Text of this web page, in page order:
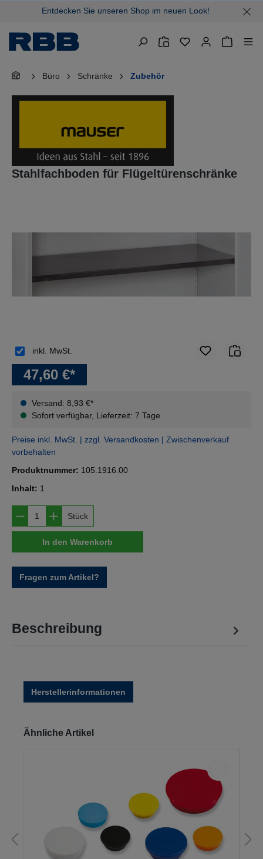
springenEntdecken Sie unseren Shop im neuen Look!
Büro Schränke Zubehör
Stahlfachboden für Flügeltürenschränke
47,60 €*
Versand: 8,93 €*
Sofort verfügbar, Lieferzeit: 7 Tage
inkl. MwSt.
Preise inkl. MwSt. | zzgl. Versandkosten | Zwischenverkauf
vorbehalten
Produktnummer: 105.1916.00
Inhalt: 1
Produkt Anzahl: Gib den gewünschten
Stück
In den Warenkorb
Fragen zum Artikel?
Beschreibung
Herstellerinformationen
Produktgalerie überspringen
Ähnliche Artikel